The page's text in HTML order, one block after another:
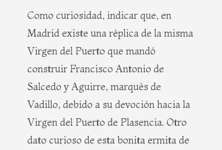
Como curiosidad, indicar que, en
Madrid existe una réplica de la misma
Virgen del Puerto que mandó
construir Francisco Antonio de
Salcedo y Aguirre, marqués de
Vadillo, debido a su devoción hacia la
Virgen del Puerto de Plasencia. Otro
dato curioso de esta bonita ermita de